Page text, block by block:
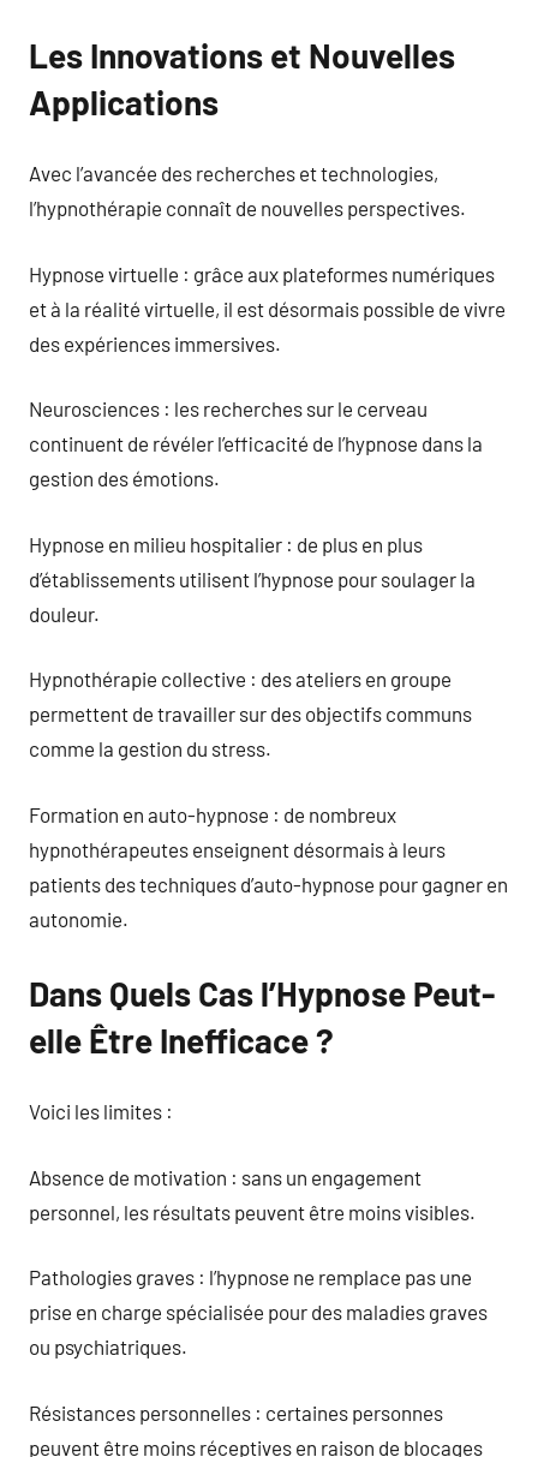
Les Innovations et Nouvelles
Applications
Avec l’avancée des recherches et technologies,
l’hypnothérapie connaît de nouvelles perspectives.
Hypnose virtuelle : grâce aux plateformes numériques
et à la réalité virtuelle, il est désormais possible de vivre
des expériences immersives.
Neurosciences : les recherches sur le cerveau
continuent de révéler l’efficacité de l’hypnose dans la
gestion des émotions.
Hypnose en milieu hospitalier : de plus en plus
d’établissements utilisent l’hypnose pour soulager la
douleur.
Hypnothérapie collective : des ateliers en groupe
permettent de travailler sur des objectifs communs
comme la gestion du stress.
Formation en auto-hypnose : de nombreux
hypnothérapeutes enseignent désormais à leurs
patients des techniques d’auto-hypnose pour gagner en
autonomie.
Dans Quels Cas l’Hypnose Peut-
elle Être Inefficace ?
Voici les limites :
Absence de motivation : sans un engagement
personnel, les résultats peuvent être moins visibles.
Pathologies graves : l’hypnose ne remplace pas une
prise en charge spécialisée pour des maladies graves
ou psychiatriques.
Résistances personnelles : certaines personnes
peuvent être moins réceptives en raison de blocages